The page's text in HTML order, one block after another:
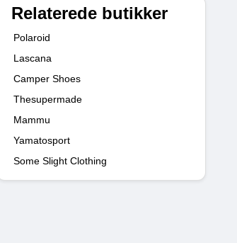
Relaterede butikker
Polaroid
Lascana
Camper Shoes
Thesupermade
Mammu
Yamatosport
Some Slight Clothing